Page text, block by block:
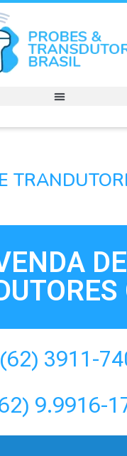
DE
(62) 3911-
9.9916-